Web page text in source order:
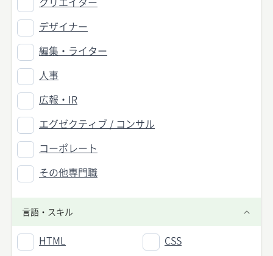
クリエイター
デザイナー
編集・ライター
人事
広報・IR
エグゼクティブ / コンサル
コーポレート
その他専門職
言語・スキル
HTML CSS